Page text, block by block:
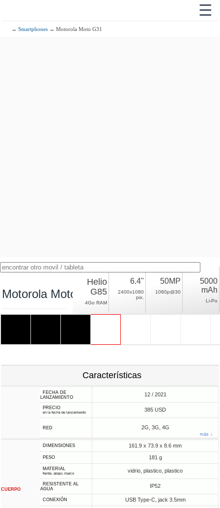
☰
→Smartphones → Motorola Moto G31
Motorola Moto G31
Helio
G85
4Go RAM
6.4"
2400x1080
pix.
50MP
1080p@30
5000
mAh
Li-Po
Características
FECHA DE
LANZAMIENTO
12 / 2021
PRECIO
en la fecha de lanzamiento 385 USD
RED 2G, 3G, 4G
más ↓
CUERPO
DIMENSIONES 161.9 x 73.9 x 8.6 mm
PESO 181 g
MATERIAL
frente, abajo, marco vidrio, plastico, plastico
RESISTENTE AL
AGUA
IP52
CONEXIÓN USB Type-C, jack 3.5mm